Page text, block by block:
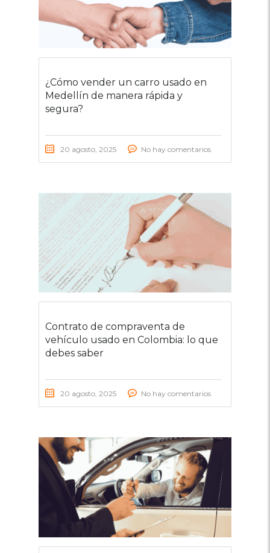
¿Cómo vender un carro usado en
Medellín de manera rápida y
segura?
20 agosto, 2025 No hay comentarios
Contrato de compraventa de
vehículo usado en Colombia: lo que
debes saber
20 agosto, 2025 No hay comentarios